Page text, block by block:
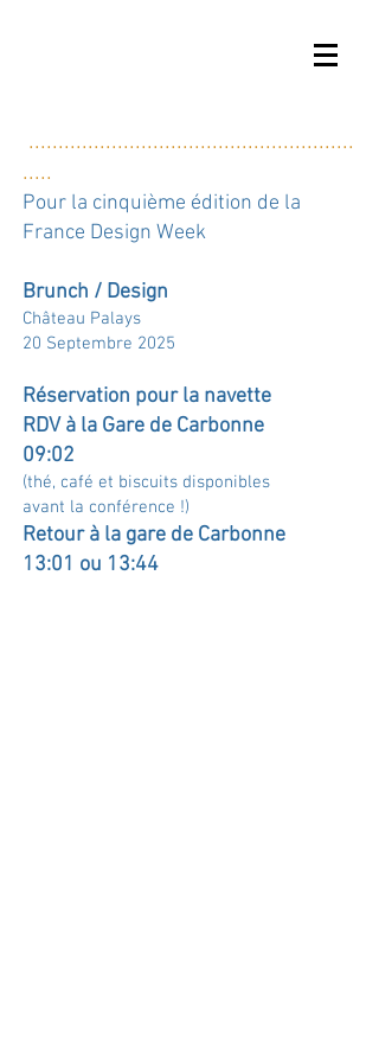
.......................................................
.....
Pour la cinquième édition de la
France Design Week
Brunch / Design
Château Palays
20 Septembre 2025 ​
Réservation pour la navette
RDV à la Gare de Carbonne
09:02
(thé, café et biscuits disponibles
avant la conférence !)
Retour à la gare de Carbonne
13:01 ou 13:44